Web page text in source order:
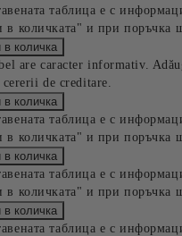
таблица е с
в количката" и при поръчка
are caracter informativ.
de creditare.
таблица е с
в количката" и при поръчка
таблица е с
в количката" и при поръчка
таблица е с